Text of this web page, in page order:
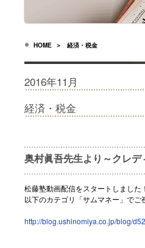
HOME ＞ 経済・税金
2016年11月
経済・税金
奥村眞吾先生より～クレ
松藤塾動画配信をスタートしました！
以下のカテゴリ「サムマネー」でご
http://blog.ushinomiya.co.jp/blog/